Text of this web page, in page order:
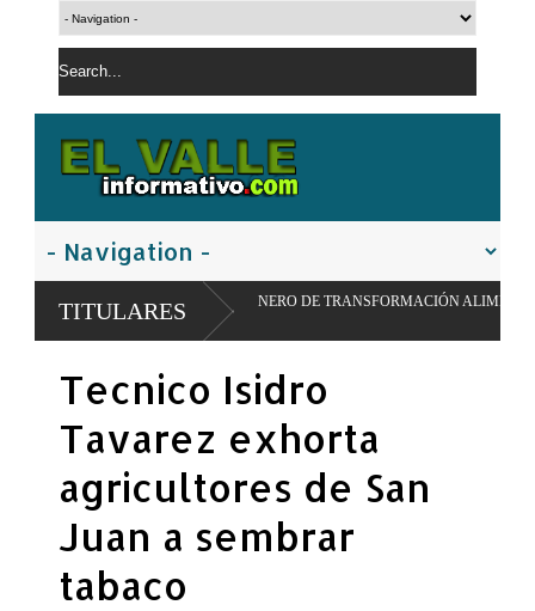
TITULARES
PIONERO DE TRANSFORMACIÓN ALIMENTARIA Y REDES ESCOLARES
Tecnico Isidro
Tavarez exhorta
agricultores de San
Juan a sembrar
tabaco